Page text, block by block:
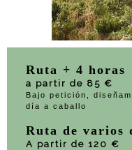
Ruta + 4 horas
a partir de 85 €
Bajo petición,
día a caballo
Ruta de varios
A partir de 120 €